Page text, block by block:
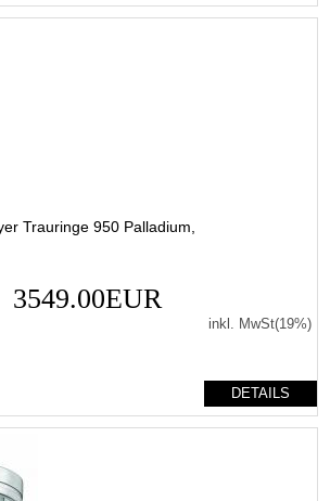
Trauringe 950 Palladium,
3549.00EUR
inkl. MwSt(19%)
DETAILS